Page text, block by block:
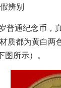
辨别
通纪念币，真
质都为黄白两
图所示）。